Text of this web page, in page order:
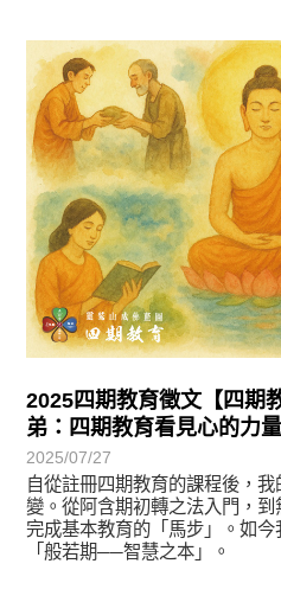
2025四期教育徵文【四
弟：四期教育看見心的力量
2025/07/27
自從註冊四期教育的課程後，
變。從阿含期初轉之法入門，到
完成基本教育的「馬步」。如
「般若期──智慧之本」。